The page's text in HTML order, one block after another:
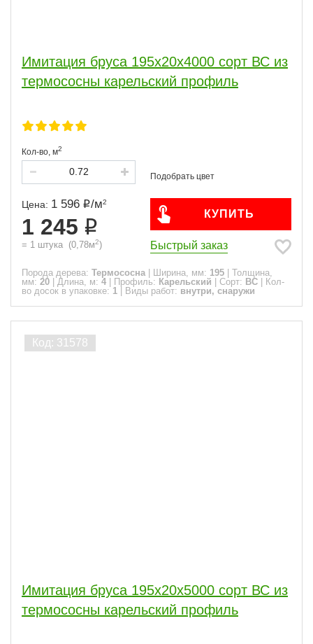
Имитация бруса 195x20x4000 сорт ВС из
термососны карельский профиль
Кол-во, м2
Цена: 1 596 /м2
1 245
= 1 штука (0,78м2)
КУПИТЬ
Быстрый заказ
Порода дерева: Термососна Ширина, мм: 195
Толщина,
мм: 20 Длина, м: 4 Профиль: Карельский Сорт: ВС
Кол-
во досок в упаковке: 1 Виды работ: внутри, снаружи
Имитация бруса 195x20x5000 сорт ВС из
термососны карельский профиль